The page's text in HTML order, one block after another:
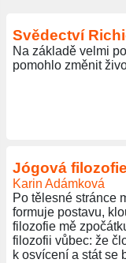
Svědectví
Na základě velmi
pomohlo změnit
Jógová
Karin Adámková
Po tělesné stránce
formuje postavu,
filozofie mě
filozofii vůbec: že
k osvícení a stát se